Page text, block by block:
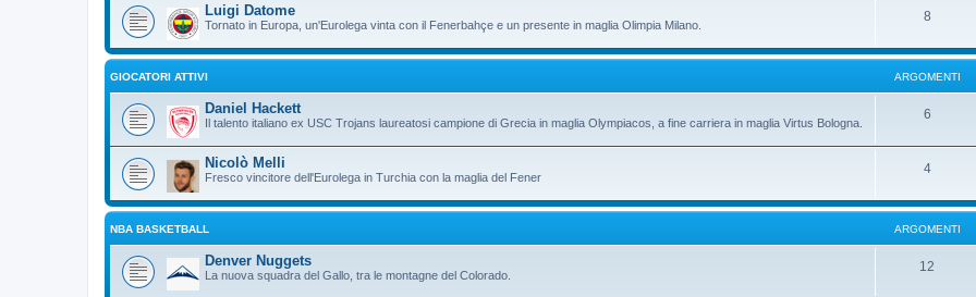
Luigi Datome
Tornato in Europa, un'Eurolega vinta con il Fenerbahçe e un presente in maglia Olimpia Milano.
8
GIOCATORI ATTIVI ARGOMENTI
Daniel Hackett
Il talento italiano ex USC Trojans laureatosi campione di Grecia in maglia Olympiacos, a fine carriera in maglia Virtus Bologna.
6
Nicolò Melli
Fresco vincitore dell'Eurolega in Turchia con la maglia del Fener
4
NBA BASKETBALL ARGOMENTI
Denver Nuggets
La nuova squadra del Gallo, tra le montagne del Colorado.
12